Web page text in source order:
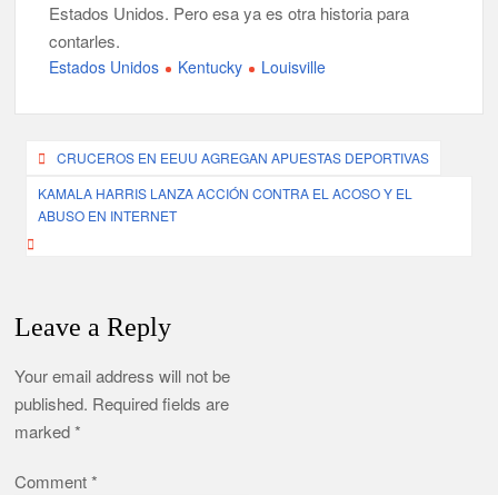
Estados Unidos. Pero esa ya es otra historia para
contarles.
Estados Unidos Kentucky Louisville
Post
navigation
CRUCEROS EN EEUU AGREGAN APUESTAS DEPORTIVAS
KAMALA HARRIS LANZA ACCIÓN CONTRA EL ACOSO Y EL
ABUSO EN INTERNET
Leave a Reply
Your email address will not be
published. Required fields are
marked*
Comment*